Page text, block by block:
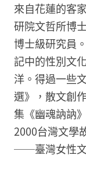
來自花蓮的客
研院文哲所博
博士級研究員
記中的性別文
洋。得過一些
選》，散文創
集《幽魂訥訥
2000台灣文學
──臺灣女性文